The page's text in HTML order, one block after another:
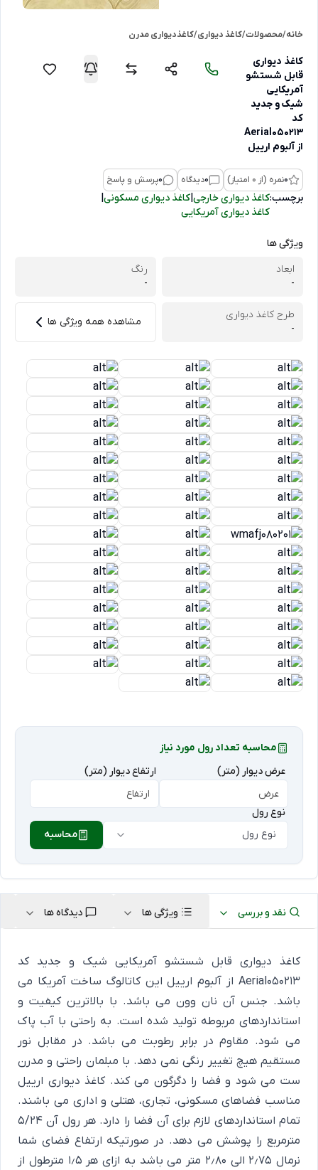
خانه/محصولات/کاغذ دیواری/کاغذدیواری مدرن
کاغذ دیواری
قابل شستشو
آمریکایی
شیک و جدید
کد
Aerial050213
از آلبوم ارییل
0نمره (از 0 امتیاز) 0دیدگاه 0پرسش و پاسخ
برچسب:کاغذ دیواری خارجی کاغذ دیواری مسکونی
کاغذ دیواری آمریکایی
ویژگی ها
ابعاد
-
رنگ
-
طرح کاغذ دیواری
-
مشاهده همه ویژگی ها
محاسبه تعداد رول مورد نیاز
عرض دیوار (متر)
ارتفاع دیوار (متر)
نوع رول
نوع رول
محاسبه
نقد و بررسی ویژگی ها دیدگاه ها
کاغذ دیواری قابل شستشو آمریکایی شیک و جدید کد
Aerial050213 از آلبوم ارییل این کاتالوگ ساخت آمریکا می
باشد. جنس آن نان وون می باشد. با بالاترین کیفیت و
استانداردهای مربوطه تولید شده است. به راحتی با آب پاک
می شود. مقاوم در برابر رطوبت می باشد. در مقابل نور
مستقیم هیچ تغییر رنگی نمی دهد. با مبلمان راحتی و مدرن
ست می شود و فضا را دگرگون می کند. کاغذ دیواری ارییل
مناسب فضاهای مسکونی، تجاری، هتلی و اداری می باشند.
تمام استانداردهای لازم برای آن فضا را دارد. هر رول آن 5/24
مترمربع را پوشش می دهد. در صورتیکه ارتفاع فضای شما
نرمال 2٫75 الی 2٫80 متر می باشد به ازای هر 1٫5 مترطول از